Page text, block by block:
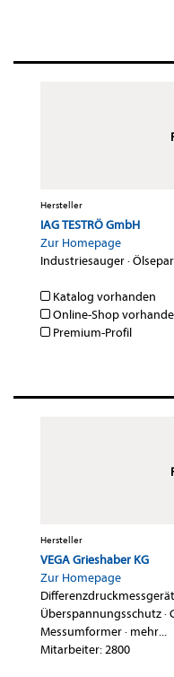
Hersteller
IAG TESTRÖ GmbH
Zur Homepage
Industriesauger·
Katalog vorhanden
Online-Shop
Premium-Profil
Hersteller
VEGA Grieshaber KG
Zur Homepage
Überspannungsschutz·
Messumformer· mehr...
Mitarbeiter: 2800